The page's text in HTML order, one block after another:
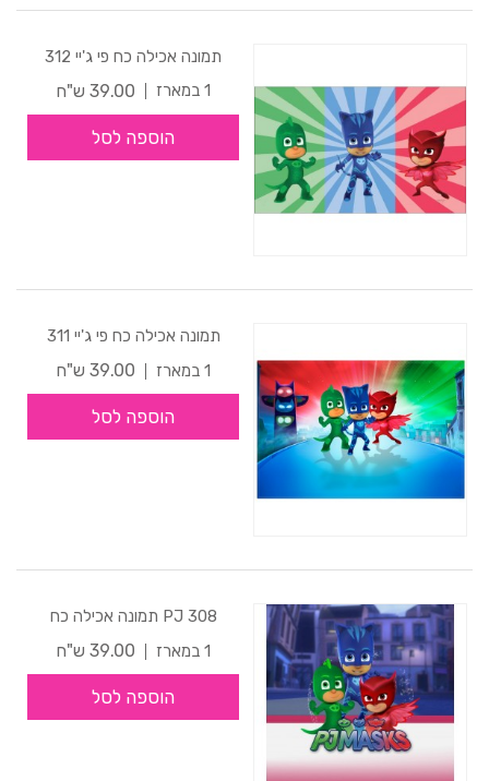
תמונה אכילה כח פי ג'יי 312
1 במארז
39.00 ש"ח
הוספה לסל
תמונה אכילה כח פי ג'יי 311
1 במארז
39.00 ש"ח
הוספה לסל
308 PJ תמונה אכילה כח
1 במארז
39.00 ש"ח
הוספה לסל